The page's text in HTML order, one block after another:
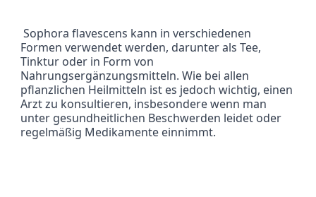
Sophora flavescens kann in verschiedenen
Formen verwendet werden, darunter als Tee,
Tinktur oder in Form von
Nahrungsergänzungsmitteln. Wie bei allen
pflanzlichen Heilmitteln ist es jedoch wichtig, einen
Arzt zu konsultieren, insbesondere wenn man
unter gesundheitlichen Beschwerden leidet oder
regelmäßig Medikamente einnimmt.